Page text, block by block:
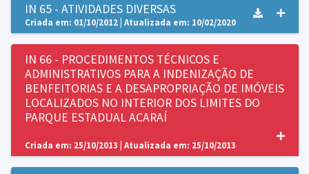
IN 65 - ATIVIDADES DIVERSAS
Criada em: 01/10/2012 | Atualizada em: 10/02/2020
IN 66 - PROCEDIMENTOS TÉCNICOS E
ADMINISTRATIVOS PARA A INDENIZAÇÃO DE
BENFEITORIAS E A DESAPROPRIAÇÃO DE IMÓVEIS
LOCALIZADOS NO INTERIOR DOS LIMITES DO
PARQUE ESTADUAL ACARAÍ
Criada em: 25/10/2013 | Atualizada em: 25/10/2013